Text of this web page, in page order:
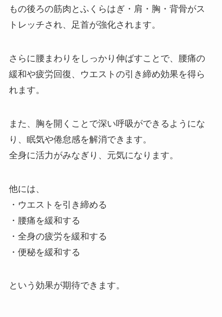
もの後ろの筋肉とふくらはぎ・肩・胸・背骨がス
トレッチされ、足首が強化されます。
さらに腰まわりをしっかり伸ばすことで、腰痛の
緩和や疲労回復、ウエストの引き締め効果を得ら
れます。
また、胸を開くことで深い呼吸ができるようにな
り、眠気や倦怠感を解消できます。
全身に活力がみなぎり、元気になります。
他には、
・ウエストを引き締める
・腰痛を緩和する
・全身の疲労を緩和する
・便秘を緩和する
という効果が期待できます。